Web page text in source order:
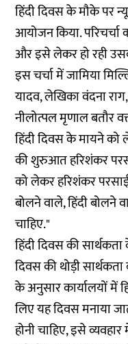
हिंदी दिवस के मौके पर
आयोजन किया. परिचर्चा
और इसे लेकर हो रही
इस चर्चा में जामिया
यादव, लेखिका वंदना
नीलोत्पल मृणाल बतौर
हिंदी दिवस के मायने को
की शुरुआत हरिशंकर
को लेकर हरिशंकर परसाई
बोलने वाले, हिंदी बोलने
चाहिए."
हिंदी दिवस की
दिवस की थोड़ी
के अनुसार कार्यालयों में
लिए यह दिवस मनाया
होनी चाहिए, इसे